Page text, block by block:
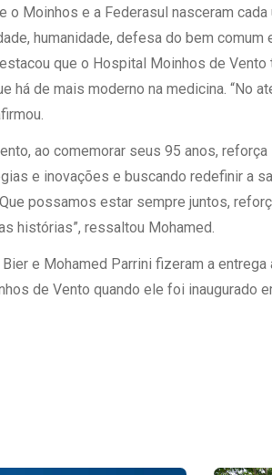
o Moinhos e a Federasul nasceram
humanidade, defesa do bem comum
que o Hospital Moinhos de
há de mais moderno na medicina. “No
ao comemorar seus 95 anos,
e inovações e buscando redefinir a
possamos estar sempre juntos,
histórias”, ressaltou Mohamed.
e Mohamed Parrini fizeram a
de Vento quando ele foi inaugurado